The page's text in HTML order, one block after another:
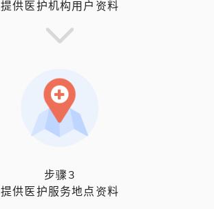
提供医护机构用户资料
步骤3
提供医护服务地点资料